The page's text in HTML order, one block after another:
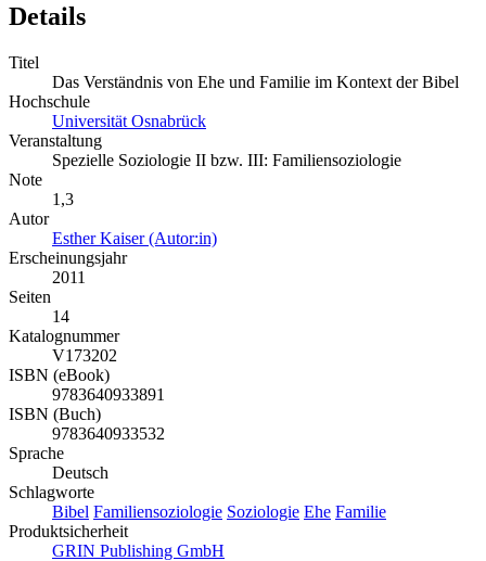
Details
Titel
Das Verständnis von Ehe und Familie im Kontext der Bibel
Hochschule
Universität Osnabrück
Veranstaltung
Spezielle Soziologie II bzw. III: Familiensoziologie
Note
1,3
Autor
Esther Kaiser (Autor:in)
Erscheinungsjahr
2011
Seiten
14
Katalognummer
V173202
ISBN (eBook)
9783640933891
ISBN (Buch)
9783640933532
Sprache
Deutsch
Schlagworte
Bibel Familiensoziologie Soziologie Ehe Familie
Produktsicherheit
GRIN Publishing GmbH